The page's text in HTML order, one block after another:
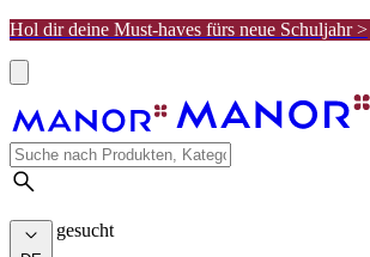
Hol dir deine Must-haves fürs neue Schuljahr >
Meist gesucht